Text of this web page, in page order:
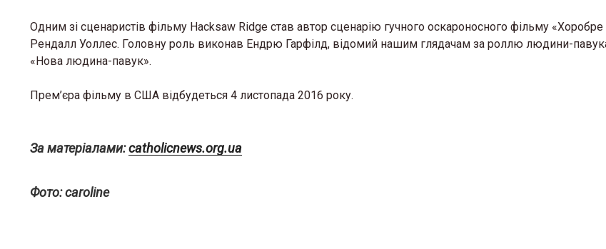
Одним зі сценаристів фільму Hacksaw Ridge став автор сценарію гучного оскароносного фільму
Рендалл Уоллес. Головну роль виконав Ендрю Гарфілд, відомий нашим глядачам за роллю людини-
«Нова людина-павук».
Прем’єра фільму в США відбудеться 4 листопада 2016 року.
За матеріалами:catholicnews.org.ua
Фото: caroline